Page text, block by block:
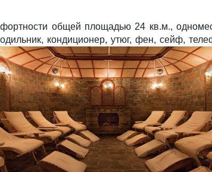
общей площадью 24 кв.м.,
кондиционер, утюг, фен, сейф,